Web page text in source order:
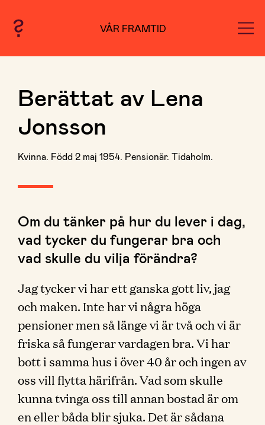
VÅR FRAMTID
Berättat av Lena
Jonsson
Kvinna. Född 2 maj 1954. Pensionär. Tidaholm.
Om du tänker på hur du lever i dag,
vad tycker du fungerar bra och
vad skulle du vilja förändra?
Jag tycker vi har ett ganska gott liv, jag
och maken. Inte har vi några höga
pensioner men så länge vi är två och vi är
friska så fungerar vardagen bra. Vi har
bott i samma hus i över 40 år och ingen av
oss vill flytta härifrån. Vad som skulle
kunna tvinga oss till annan bostad är om
en eller båda blir sjuka. Det är sådana